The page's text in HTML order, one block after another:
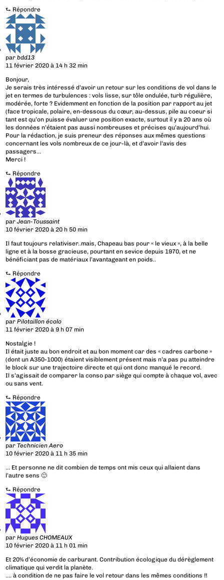
⮑ Répondre
parbdd13
11 février 2020 à 14 h 32 min
Bonjour,
Je serais très intéressé d’avoir un retour sur les conditions de vol dans le
jet en termes de turbulences : vols lisse, sur tôle ondulée, turb régulière,
modérée, forte ? Evidemment en fonction de la position par rapport au jet
(face tropicale, polaire, en-dessous du cœur, au-dessus, pile au coeur si
tant est qu’on puisse évaluer une position exacte, surtout il y a 20 ans où
les données n’étaient pas aussi nombreuses et précises qu’aujourd’hui.
Pour la rédaction, je suis preneur des réponses aux mêmes questions
concernant les vols nombreux de ce jour-là, et d’avoir l’avis des
passagers…
Merci !
⮑ Répondre
parJean-Toussaint
10 février 2020 à 20 h 50 min
Il faut toujours relativiser..mais, Chapeau bas pour « le vieux », à la belle
ligne et à la bosse gracieuse, pourtant en sevice depuis 1970, et ne
bénéficiant pas de matériaux l’avantageant en poids..
⮑ Répondre
parPilotaillon écolo
11 février 2020 à 9 h 07 min
Nostalgie !
Il était juste au bon endroit et au bon moment car des « cadres carbone »
(dont un A350-1000) étaient visiblement présent mais n’a pas pu atteindre
le block sur une trajectoire directe et qui ont donc manqué le record.
Il s’agissait de comparer la conso par siège qui compte à chaque vol, avec
ou sans vent.
⮑ Répondre
parTechnicien Aero
10 février 2020 à 11 h 35 min
… Et personne ne dit combien de temps ont mis ceux qui allaient dans
l’autre sens 🙂
⮑ Répondre
parHugues CHOMEAUX
10 février 2020 à 11 h 01 min
Et 20% d’économie de carburant. Contribution écologique du dérèglement
climatique qui verdit la planète.
…. à condition de ne pas faire le vol retour dans les mêmes conditions !!